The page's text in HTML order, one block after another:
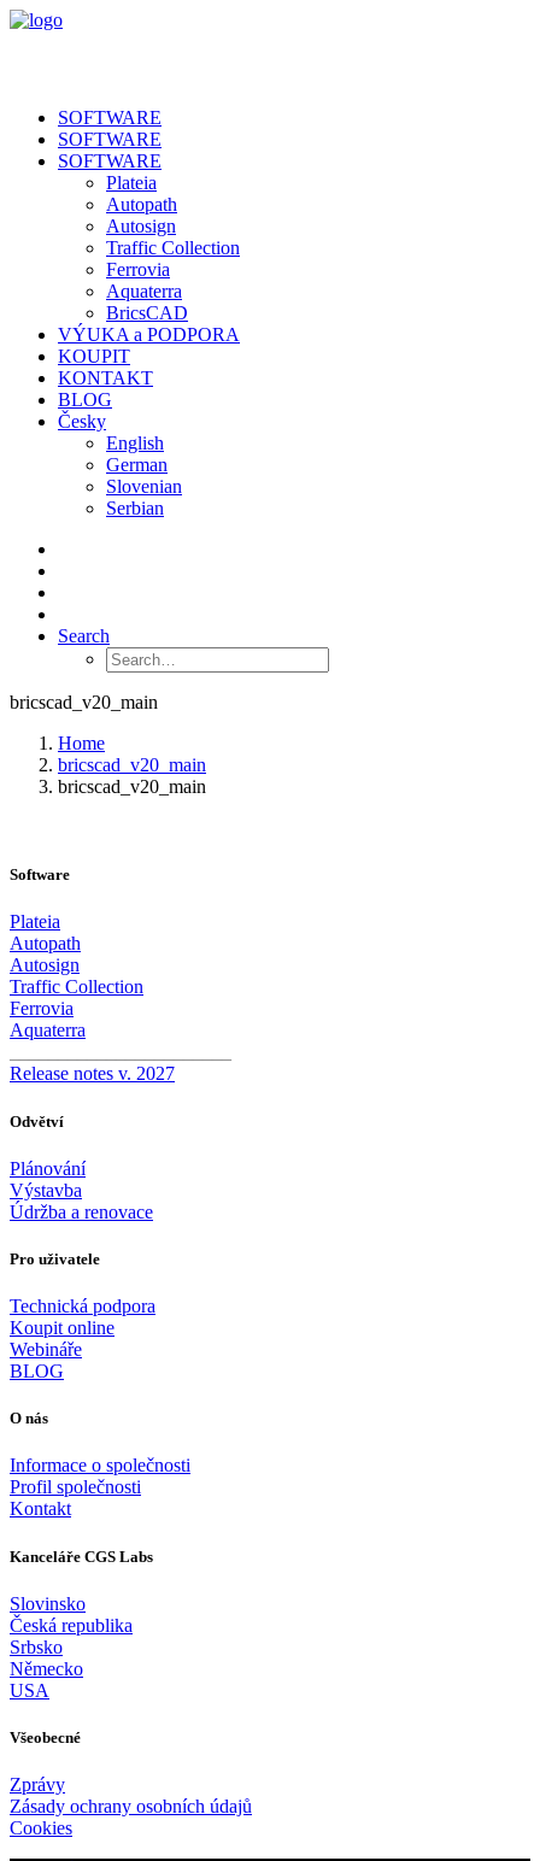
SOFTWARE
SOFTWARE
SOFTWARE
Plateia
Autopath
Autosign
Traffic Collection
Ferrovia
Aquaterra
BricsCAD
VÝUKA a PODPORA
KOUPIT
KONTAKT
BLOG
Česky
English
German
Slovenian
Serbian
Search
bricscad_v20_main
Home
bricscad_v20_main
bricscad_v20_main
Software
Plateia
Autopath
Autosign
Traffic Collection
Ferrovia
Aquaterra
Release notes v. 2027
Odvětví
Plánování
Výstavba
Údržba a renovace
Pro uživatele
Technická podpora
Koupit online
Webináře
BLOG
O nás
Informace o společnosti
Profil společnosti
Kontakt
Kanceláře CGS Labs
Slovinsko
Česká republika
Srbsko
Německo
USA
Všeobecné
Zprávy
Zásady ochrany osobních údajů
Cookies